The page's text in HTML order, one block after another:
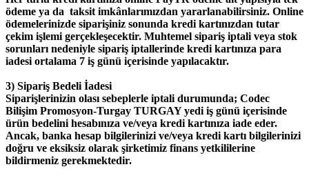
ödeme ya da taksit imkânlarımızdan yararlanabilirsiniz. Online
ödemelerinizde siparişiniz sonunda kredi kartınızdan tutar
çekim işlemi gerçekleşecektir. Muhtemel sipariş iptali veya stok
sorunları nedeniyle sipariş iptallerinde kredi kartınıza para
iadesi ortalama 7 iş günü içerisinde yapılacaktır.
3) Sipariş Bedeli İadesi
Siparişlerinizin olası sebeplerle iptali durumunda; Codec
Bilişim Promosyon-Turgay TURGAY yedi iş günü içerisinde
ürün bedelini hesabınıza ve/veya kredi kartınıza iade eder.
Ancak, banka hesap bilgilerinizi ve/veya kredi kartı bilgilerinizi
doğru ve eksiksiz olarak şirketimiz finans yetkililerine
bildirmeniz gerekmektedir.